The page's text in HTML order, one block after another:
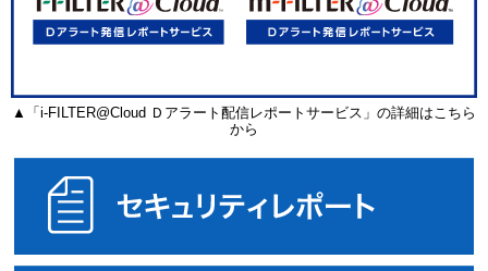
▲「i-FILTER@Cloud Ｄアラート配信レポートサービス」の詳細はこちら
から